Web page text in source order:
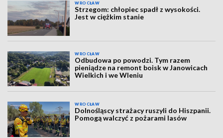
WROCŁAW
Strzegom: chłopiec spadł z wysokości.
Jest w ciężkim stanie
WROCŁAW
Odbudowa po powodzi. Tym razem
pieniądze na remont boisk w Janowicach
Wielkich i we Wleniu
WROCŁAW
Dolnośląscy strażacy ruszyli do Hiszpanii.
Pomogą walczyć z pożarami lasów